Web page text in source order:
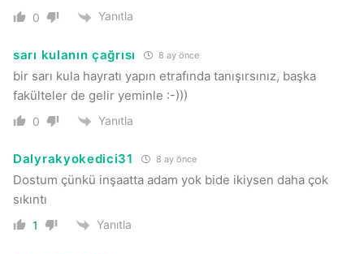
0 Yanıtla
sarı kulanın çağrısı 8 ay önce
bir sarı kula hayratı yapın etrafında tanışırsınız, başka
fakülteler de gelir yeminle :-)))
0 Yanıtla
Dalyrakyokedici31 8 ay önce
Dostum çünkü inşaatta adam yok bide ikiysen daha çok
sıkıntı
1 Yanıtla